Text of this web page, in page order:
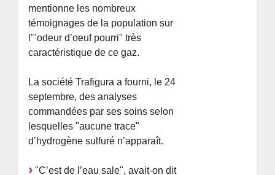
mentionne les nombreux
témoignages de la population sur
l’"odeur d’oeuf pourri" très
caractéristique de ce gaz.
La société Trafigura a fourni, le 24
septembre, des analyses
commandées par ses soins selon
lesquelles "aucune trace"
d’hydrogène sulfuré n’apparaît.
"C’est de l’eau sale", avait-on dit